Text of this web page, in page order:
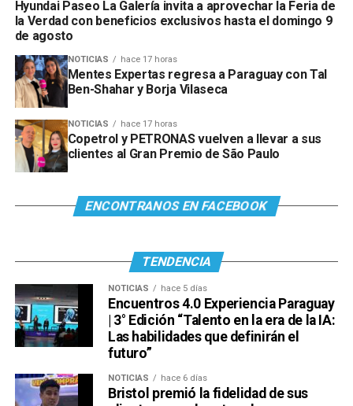
Hyundai Paseo La Galería invita a aprovechar la Feria de
la Verdad con beneficios exclusivos hasta el domingo 9
de agosto
NOTICIAS hace 17 horas
Mentes Expertas regresa a Paraguay con Tal
Ben-Shahar y Borja Vilaseca
NOTICIAS hace 17 horas
Copetrol y PETRONAS vuelven a llevar a sus
clientes al Gran Premio de São Paulo
ENCONTRANOS EN FACEBOOK
TENDENCIA
NOTICIAS hace 5 días
Encuentros 4.0 Experiencia Paraguay
| 3° Edición “Talento en la era de la IA:
Las habilidades que definirán el
futuro”
NOTICIAS hace 6 días
Bristol premió la fidelidad de sus